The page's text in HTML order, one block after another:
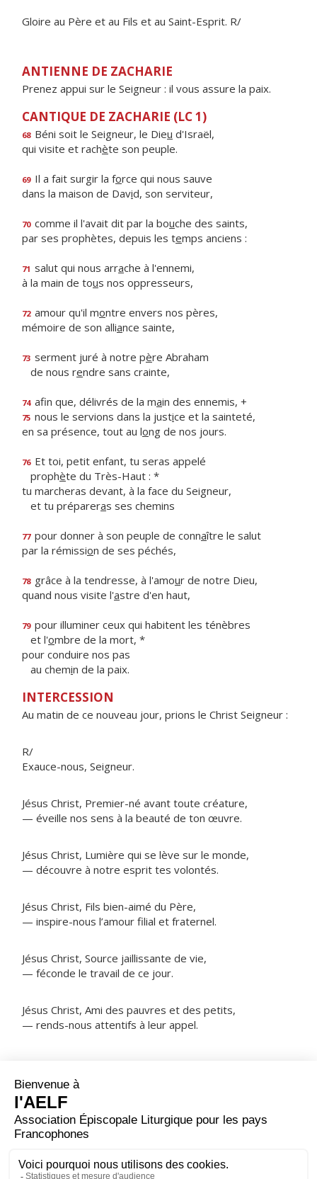
Gloire au Père et au Fils et au Saint-Esprit. R/
ANTIENNE DE ZACHARIE
Prenez appui sur le Seigneur : il vous assure la paix.
CANTIQUE DE ZACHARIE (LC 1)
68 Béni soit le Seigneur, le Dieu d'Israël,
qui visite et rachète son peuple.
69 Il a fait surgir la force qui nous sauve
dans la maison de David, son serviteur,
70 comme il l'avait dit par la bouche des saints,
par ses prophètes, depuis les temps anciens :
71 salut qui nous arrache à l'ennemi,
à la main de tous nos oppresseurs,
72 amour qu'il montre envers nos pères,
mémoire de son alliance sainte,
73 serment juré à notre père Abraham
de nous rendre sans crainte,
74 afin que, délivrés de la main des ennemis, +
75 nous le servions dans la justice et la sainteté,
en sa présence, tout au long de nos jours.
76 Et toi, petit enfant, tu seras appelé
prophète du Très-Haut : *
tu marcheras devant, à la face du Seigneur,
et tu prépareras ses chemins
77 pour donner à son peuple de connaître le salut
par la rémission de ses péchés,
78 grâce à la tendresse, à l'amour de notre Dieu,
quand nous visite l'astre d'en haut,
79 pour illuminer ceux qui habitent les ténèbres
et l'ombre de la mort, *
pour conduire nos pas
au chemin de la paix.
INTERCESSION
Au matin de ce nouveau jour, prions le Christ Seigneur :
R/
Exauce-nous, Seigneur.
Jésus Christ, Premier-né avant toute créature,
— éveille nos sens à la beauté de ton œuvre.
Jésus Christ, Lumière qui se lève sur le monde,
— découvre à notre esprit tes volontés.
Jésus Christ, Fils bien-aimé du Père,
— inspire-nous l’amour filial et fraternel.
Jésus Christ, Source jaillissante de vie,
— féconde le travail de ce jour.
Jésus Christ, Ami des pauvres et des petits,
— rends-nous attentifs à leur appel.
ORAISON
Dieu qui ne cesses de créer l’univers, tu as voulu
associer l’homme à ton ouvrage ; regarde le travail que
notre vie, qu’il soit utile à ceux dont nous avons la